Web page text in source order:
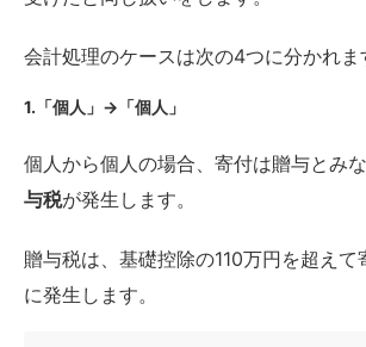
会計処理のケースは次の4つに分かれま
1.「個人」→「個人」
個人から個人の場合、寄付は贈与とみな
与税が発生します。
贈与税は、基礎控除の110万円を超えて
に発生します。